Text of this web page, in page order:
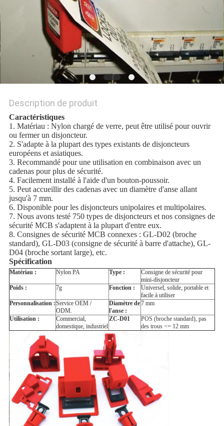
PRIVACY
POLICY
Description de produit
Caractéristiques
1. Matériau : Nylon chargé de verre, peut être utilisé pour ouvrir
ou fermer un disjoncteur.
2. S'adapte à la plupart des types existants de disjoncteurs
européens et asiatiques.
3. Recommandé pour une utilisation en combinaison avec un
cadenas pour plus de sécurité.
4. Facilement installé à l'aide d'un bouton-poussoir.
5. Peut accueillir des cadenas avec un diamètre d'anse allant
jusqu'à 7 mm.
6. Disponible pour les disjoncteurs unipolaires et multipolaires.
7. Nous avons testé 750 types de disjoncteurs et nos consignes de
sécurité MCB s'adaptent à la plupart d'entre eux.
8. Consignes de sécurité MCB connexes : GL-D02 (broche
standard), GL-D03 (consigne de sécurité à barre d'attache), GL-
D04 (broche sortant large), etc.
Spécification
Matériau : Nylon PA Type :
Consigne de sécurité pour
mini-disjoncteur
Poids :
7g Fonction :
Universel, solide, portable et
facile à utiliser
Personnalisation :Service OEM /
ODM.
Diamètre de
l'anse :
7 mm
Utilisation :
Commercial,
domestique, industriel
ZC-D01
POS (broche standard), pas
des trous <= 12 mm